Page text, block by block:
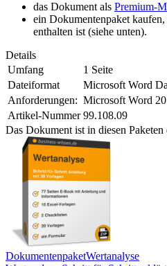
das Dokument als Premium-
ein Dokumentenpaket
enthalten ist (siehe unten).
Details
Umfang
1 Seite
Dateiformat
Microsoft Word
Anforderungen: Microsoft Word
Artikel-Nummer 99.108.09
Das Dokument ist in diesen Paketen
DokumentenpaketWertanalyse